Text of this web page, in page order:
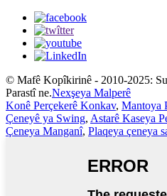
© Mafê Kopîkirinê - 2010-2025:
Parastî ne.Nexşeya Malperê
Konê Perçekerê Konkav, Mantoya
Çeneyê ya Swing, Astarê Kaseya
Çeneya Manganî, Plaqeya çeneya